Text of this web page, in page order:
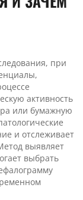
при
активность
или бумажную
и отслеживает
выявляет
выбрать